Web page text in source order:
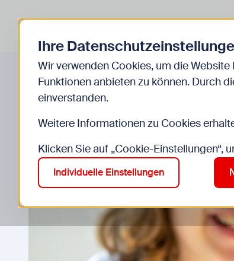
Ihre
Wir verwenden Cookies, um die
Funktionen anbieten zu können. Durch
einverstanden.
Weitere Informationen zu Cookies
Klicken Sie auf „Cookie-Einstellungen“,
Individuelle Einstellungen